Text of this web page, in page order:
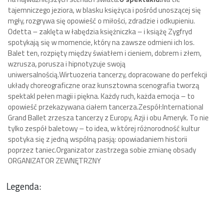
tajemniczego jeziora, w blasku księżyca i pośród unoszącej się
mgły, rozgrywa się opowieść o miłości, zdradzie i odkupieniu.
Odetta – zaklęta w łabędzia księżniczka – i książę Zygfryd
spotykają się w momencie, który na zawsze odmieni ich los.
Balet ten, rozpięty między światłem i cieniem, dobrem i złem,
wzrusza, porusza i hipnotyzuje swoją
uniwersalnością.Wirtuozeria tancerzy, dopracowane do perfekcji
układy choreograficzne oraz kunsztowna scenografia tworzą
spektakl pełen magii i piękna. Każdy ruch, każda emocja – to
opowieść przekazywana ciałem tancerza.Zespół:International
Grand Ballet zrzesza tancerzy z Europy, Azji i obu Ameryk. To nie
tylko zespół baletowy – to idea, w której różnorodność kultur
spotyka się z jedną wspólną pasją: opowiadaniem historii
poprzez taniec.Organizator zastrzega sobie zmianę obsady
ORGANIZATOR ZEWNĘTRZNY
Legenda: